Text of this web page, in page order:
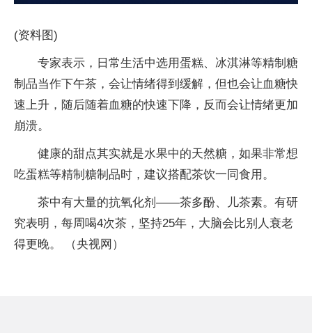
(资料图)
专家表示，日常生活中选用蛋糕、冰淇淋等精制糖
制品当作下午茶，会让情绪得到缓解，但也会让血糖快
速上升，随后随着血糖的快速下降，反而会让情绪更加
崩溃。
健康的甜点其实就是水果中的天然糖，如果非常想
吃蛋糕等精制糖制品时，建议搭配茶饮一同食用。
茶中有大量的抗氧化剂——茶多酚、儿茶素。有研
究表明，每周喝4次茶，坚持25年，大脑会比别人衰老
得更晚。 （央视网）